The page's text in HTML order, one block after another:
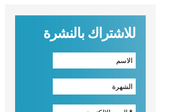
للاشتراك بالنشرة